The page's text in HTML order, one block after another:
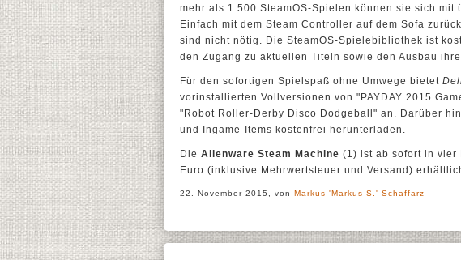
mehr als 1.500 SteamOS-Spielen können sie sich
Einfach mit dem Steam Controller auf dem Sofa
sind nicht nötig. Die SteamOS-Spielebibliothek ist
den Zugang zu aktuellen Titeln sowie den Ausbau
Für den sofortigen Spielspaß ohne Umwege bietet
vorinstallierten Vollversionen von "PAYDAY 2015
"Robot Roller-Derby Disco Dodgeball" an. Darüber
und Ingame-Items kostenfrei herunterladen.
Die Alienware Steam Machine (1) ist ab sofort in vier
Euro (inklusive Mehrwertsteuer und Versand)
22. November 2015, von Markus 'Markus S.' Schaffarz